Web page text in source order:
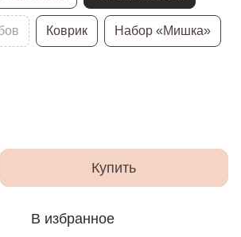
Коврик Набор «Мишка»
Купить
В избранное